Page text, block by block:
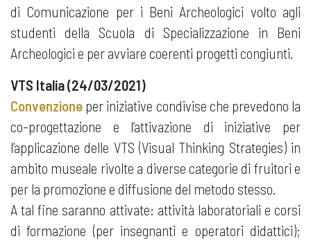
di Comunicazione per i Beni Archeologici volto agli
studenti della Scuola di Specializzazione in Beni
Archeologici e per avviare coerenti progetti congiunti.
VTS Italia (24/03/2021)
Convenzione per iniziative condivise che prevedono la
co-progettazione e l’attivazione di iniziative per
l’applicazione delle VTS (Visual Thinking Strategies) in
ambito museale rivolte a diverse categorie di fruitori e
per la promozione e diffusione del metodo stesso.
A tal fine saranno attivate: attività laboratoriali e corsi
di formazione (per insegnanti e operatori didattici);